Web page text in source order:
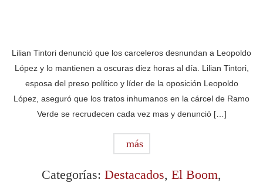
Lilian Tintori denunció que los carceleros desnundan a Leopoldo
López y lo mantienen a oscuras diez horas al día. Lilian Tintori,
esposa del preso político y líder de la oposición Leopoldo
López, aseguró que los tratos inhumanos en la cárcel de Ramo
Verde se recrudecen cada vez mas y denunció […]
más
Categorías: Destacados, El Boom,